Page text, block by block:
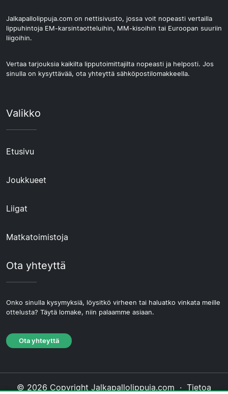
Jalkapallolippuja.com on nettisivusto, jossa voit nopeasti vertailla
lippuhintoja EM-karsintaotteluihin, MM-kisoihin tai Euroopan suuriin
liigoihin.
Vertaa tarjouksia kaikilta lipputoimittajilta nopeasti ja helposti. Jos
sinulla on kysyttävää, ota yhteyttä sähköpostilomakkeella.
Valikko
Etusivu
Joukkueet
Liigat
Matkatoimistoja
Ota yhteyttä
Onko sinulla kysymyksiä, löysitkö virheen tai haluatko vinkata meille
ottelusta? Täytä lomake, niin palaamme asiaan.
Ota yhteyttä
© 2026 Copyright Jalkapallolippuja.com · Tietoa